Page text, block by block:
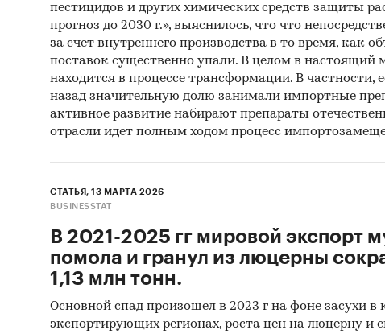
пестицидов и других химических средств защиты
прогноз до 2030 г.», выяснилось, что что
за счет внутреннего производства в то время, как
поставок существенно упали. В целом в настоящий
находится в процессе трансформации. В частности,
назад значительную долю занимали импортные
активное развитие набирают препараты
отрасли идет полным ходом процесс
СТАТЬЯ, 13 МАРТА 2026
BUSINESSTAT
В 2021-2025 гг мировой экспорт
помола и гранул из люцерны
1,13 млн тонн.
Основной спад произошел в 2023 г на фоне засухи в
экспортирующих регионах, роста цен на люцерну и